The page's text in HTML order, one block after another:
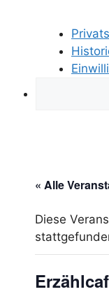
« Alle
Diese